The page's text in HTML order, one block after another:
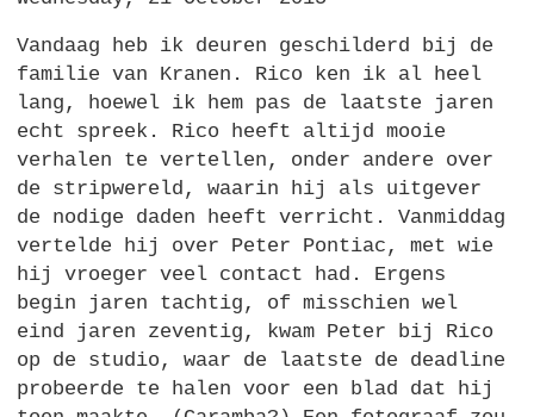
Vandaag heb ik deuren geschilderd bij de
familie van Kranen. Rico ken ik al heel
lang, hoewel ik hem pas de laatste jaren
echt spreek. Rico heeft altijd mooie
verhalen te vertellen, onder andere over
de stripwereld, waarin hij als uitgever
de nodige daden heeft verricht. Vanmiddag
vertelde hij over Peter Pontiac, met wie
hij vroeger veel contact had. Ergens
begin jaren tachtig, of misschien wel
eind jaren zeventig, kwam Peter bij Rico
op de studio, waar de laatste de deadline
probeerde te halen voor een blad dat hij